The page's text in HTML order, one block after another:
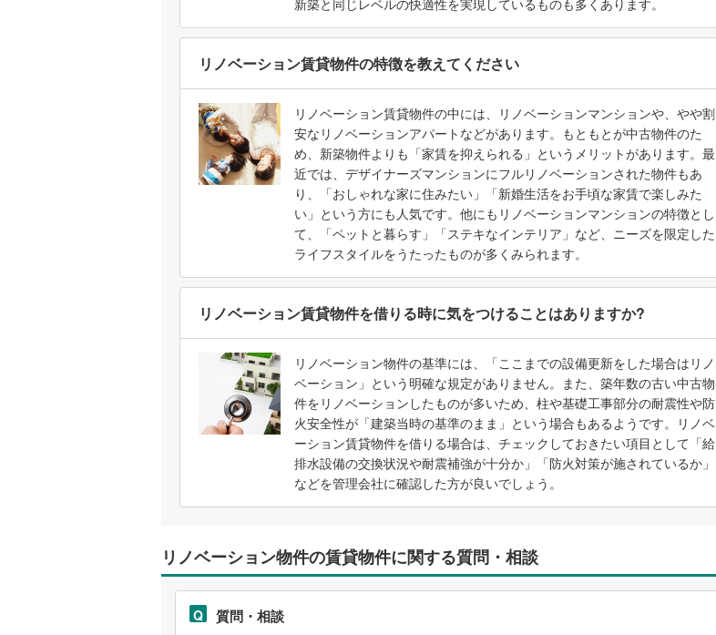
リノベーション賃貸物件の特徴を教えてください
リノベーション賃貸物件の中には、リノベーションマンションや、やや割
安なリノベーションアパートなどがあります。もともとが中古物件のた
め、新築物件よりも「家賃を抑えられる」というメリットがあります。最
近では、デザイナーズマンションにフルリノベーションされた物件もあ
り、「おしゃれな家に住みたい」「新婚生活をお手頃な家賃で楽しみた
い」という方にも人気です。他にもリノベーションマンションの特徴とし
て、「ペットと暮らす」「ステキなインテリア」など、ニーズを限定した
ライフスタイルをうたったものが多くみられます。
リノベーション賃貸物件を借りる時に気をつけることはありますか?
リノベーション物件の基準には、「ここまでの設備更新をした場合はリノ
ベーション」という明確な規定がありません。また、築年数の古い中古物
件をリノベーションしたものが多いため、柱や基礎工事部分の耐震性や防
火安全性が「建築当時の基準のまま」という場合もあるようです。リノベ
ーション賃貸物件を借りる場合は、チェックしておきたい項目として「給
排水設備の交換状況や耐震補強が十分か」「防火対策が施されているか」
などを管理会社に確認した方が良いでしょう。
リノベーション物件の賃貸物件に関する質問・相談
Q 質問・相談